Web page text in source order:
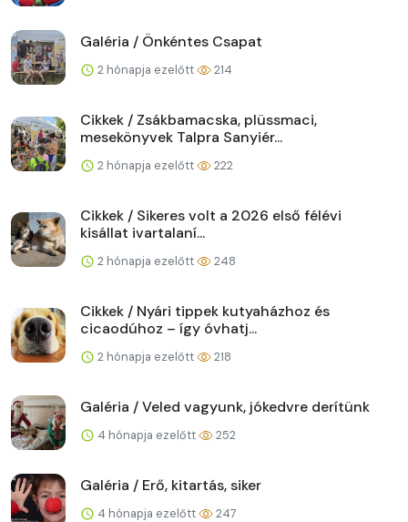
Galéria / Önkéntes Csapat
2 hónapja ezelőtt 214
Cikkek / Zsákbamacska, plüssmaci,
mesekönyvek Talpra Sanyiér...
2 hónapja ezelőtt 222
Cikkek / Sikeres volt a 2026 első félévi
kisállat ivartalaní...
2 hónapja ezelőtt 248
Cikkek / Nyári tippek kutyaházhoz és
cicaodúhoz – így óvhatj...
2 hónapja ezelőtt 218
Galéria / Veled vagyunk, jókedvre derítünk
4 hónapja ezelőtt 252
Galéria / Erő, kitartás, siker
4 hónapja ezelőtt 247